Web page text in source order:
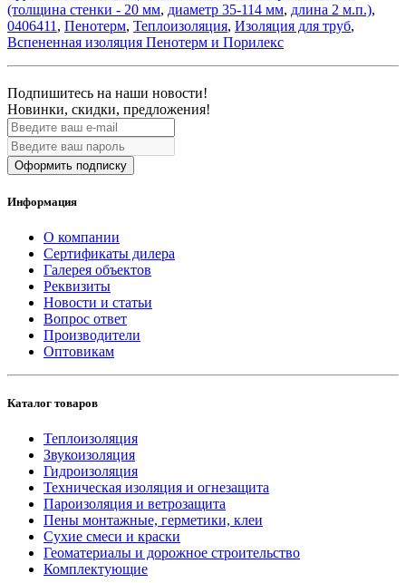
(толщина стенки - 20 мм, диаметр 35-114 мм, длина 2 м.п.),
0406411 , Пенотерм, Теплоизоляция, Изоляция для труб,
Вспененная изоляция Пенотерм и Порилекс
Подпишитесь на наши новости!
Новинки, скидки, предложения!
Оформить подписку
Информация
О компании
Сертификаты дилера
Галерея объектов
Реквизиты
Новости и статьи
Вопрос ответ
Производители
Оптовикам
Каталог товаров
Теплоизоляция
Звукоизоляция
Гидроизоляция
Техническая изоляция и огнезащита
Пароизоляция и ветрозащита
Пены монтажные, герметики, клеи
Сухие смеси и краски
Геоматериалы и дорожное строительство
Комплектующие